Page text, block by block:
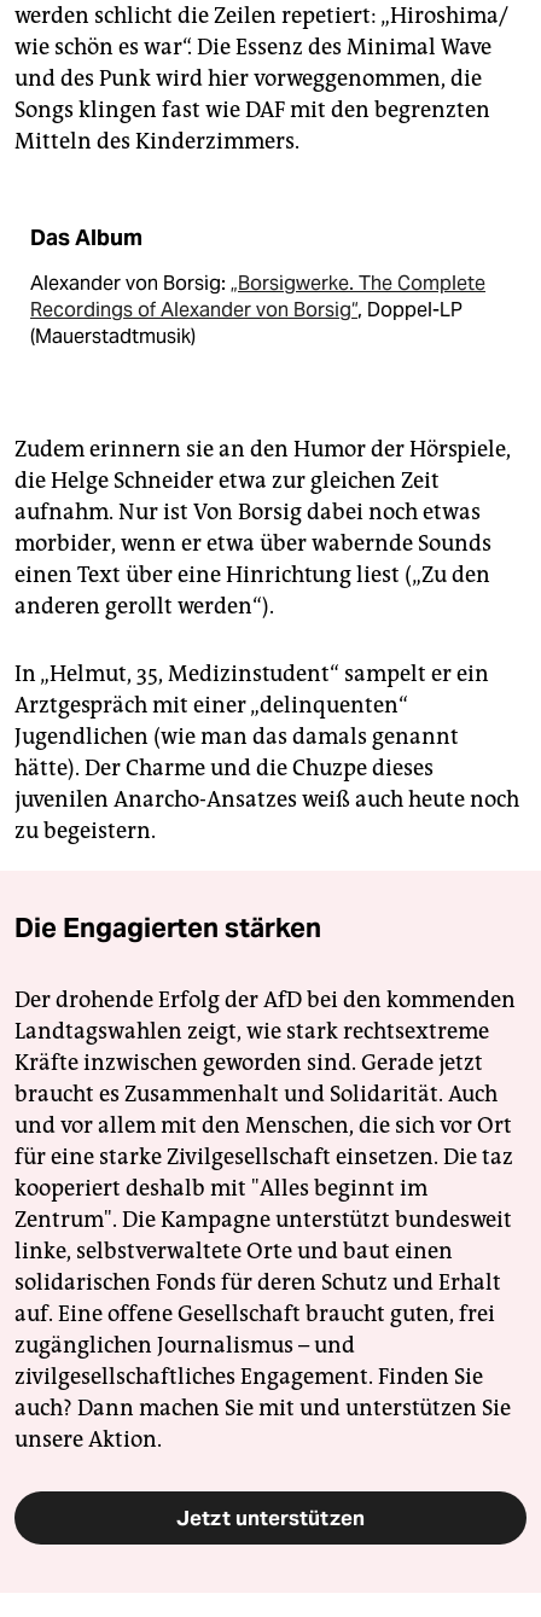
werden schlicht die Zeilen repetiert: „Hiroshima/
wie schön es war“. Die Essenz des Minimal Wave
und des Punk wird hier vorweggenommen, die
Songs klingen fast wie DAF mit den begrenzten
Mitteln des Kinderzimmers.
Das Album
Alexander von Borsig: „Borsigwerke. The Complete
Recordings of Alexander von Borsig“, Doppel-LP
(Mauerstadtmusik)
Zudem erinnern sie an den Humor der Hörspiele,
die Helge Schneider etwa zur gleichen Zeit
aufnahm. Nur ist Von Borsig dabei noch etwas
morbider, wenn er etwa über wabernde Sounds
einen Text über eine Hinrichtung liest („Zu den
anderen gerollt werden“).
In „Helmut, 35, Medizinstudent“ sampelt er ein
Arztgespräch mit einer „delinquenten“
Jugendlichen (wie man das damals genannt
hätte). Der Charme und die Chuzpe dieses
juvenilen Anarcho-Ansatzes weiß auch heute noch
zu begeistern.
Die Engagierten stärken
Der drohende Erfolg der AfD bei den kommenden
Landtagswahlen zeigt, wie stark rechtsextreme
Kräfte inzwischen geworden sind. Gerade jetzt
braucht es Zusammenhalt und Solidarität. Auch
und vor allem mit den Menschen, die sich vor Ort
für eine starke Zivilgesellschaft einsetzen. Die taz
kooperiert deshalb mit "Alles beginnt im
Zentrum". Die Kampagne unterstützt bundesweit
linke, selbstverwaltete Orte und baut einen
solidarischen Fonds für deren Schutz und Erhalt
auf. Eine offene Gesellschaft braucht guten, frei
zugänglichen Journalismus – und
zivilgesellschaftliches Engagement. Finden Sie
auch? Dann machen Sie mit und unterstützen Sie
unsere Aktion.
Jetzt unterstützen